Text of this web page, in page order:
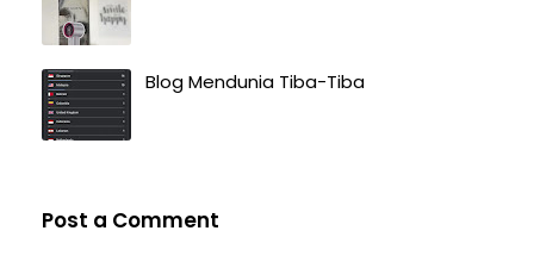
Blog Mendunia Tiba-Tiba
Post a Comment